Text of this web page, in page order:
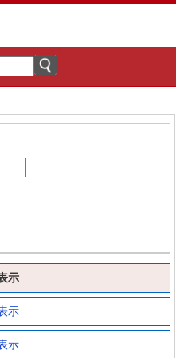
示
示
示